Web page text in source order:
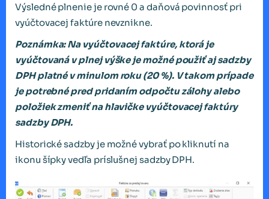
Výsledné plnenie je rovné 0 a daňová povinnosť pri
vyúčtovacej faktúre nevznikne.
Poznámka: Na vyúčtovacej faktúre, ktorá je
vyúčtovaná v plnej výške je možné použiť aj sadzby
DPH platné v minulom roku (20 %). V takom prípade
je potrebné pred pridaním odpočtu zálohy alebo
položiek zmeniť na hlavičke vyúčtovacej faktúry
sadzby DPH.
Historické sadzby je možné vybrať po kliknutí na
ikonu šípky vedľa príslušnej sadzby DPH.